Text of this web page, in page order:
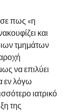
πως «η
και
τμημάτων
να επιλύει
εν λόγω
ιατρικό
της